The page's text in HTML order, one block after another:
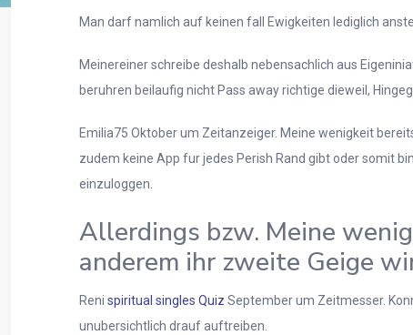
Man darf namlich auf keinen fall Ewigkeiten lediglich
Meinereiner schreibe deshalb nebensachlich aus
beruhren beilaufig nicht Pass away richtige dieweil,
Emilia75 Oktober um Zeitanzeiger. Meine wenigkeit
zudem keine App fur jedes Perish Rand gibt oder somit
einzuloggen.
Allerdings bzw. Meine
anderem ihr zweite Geige
Reni spiritual singles Quiz September um Zeitmesser.
unubersichtlich drauf auftreiben.